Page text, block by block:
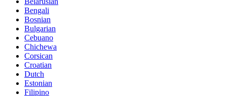
Bengali
Bosnian
Bulgarian
Cebuano
Chichewa
Corsican
Croatian
Dutch
Estonian
Filipino